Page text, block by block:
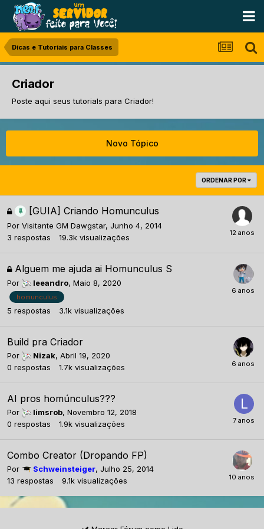
Dicas e Tutoriais para Classes
Criador
Poste aqui seus tutorials para Criador!
Novo Tópico
ORDENAR POR
[GUIA] Criando Homunculus
Por Visitante GM Dawgstar, Junho 4, 2014
3 respostas 19.3k visualizações
Alguem me ajuda ai Homunculus S
Por leeandro, Maio 8, 2020
homunculus
5 respostas 3.1k visualizações
Build pra Criador
Por Nizak, Abril 19, 2020
0 respostas 1.7k visualizações
AI pros homúnculus???
Por limsrob, Novembro 12, 2018
0 respostas 1.9k visualizações
Combo Creator (Dropando FP)
Por Schweinsteiger, Julho 25, 2014
13 respostas 9.1k visualizações